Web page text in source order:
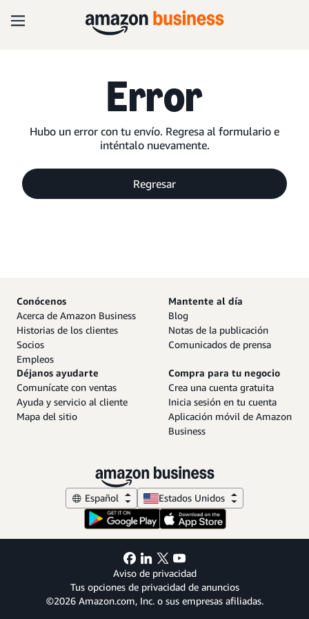
Error
Hubo un error con tu envío. Regresa al formulario e
inténtalo nuevamente.
Regresar
Conócenos
Acerca de Amazon Business
Historias de los clientes
Socios
Empleos
Mantente al día
Blog
Notas de la publicación
Comunicados de prensa
Déjanos ayudarte
Comunícate con ventas
Ayuda y servicio al cliente
Mapa del sitio
Compra para tu negocio
Crea una cuenta gratuita
Inicia sesión en tu cuenta
Aplicación móvil de Amazon
Business
Español Estados Unidos
Aviso de privacidad
Tus opciones de privacidad de anuncios
©2026 Amazon.com, Inc. o sus empresas afiliadas.